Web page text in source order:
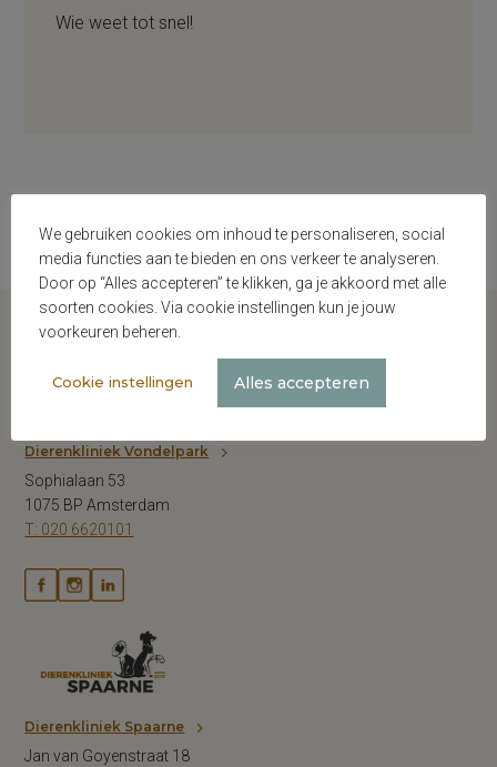
Wie weet tot snel!
Dierenkliniek Vondelpark
Sophialaan 53
1075 BP Amsterdam
T: 020 6620101
Dierenkliniek Spaarne
Jan van Goyenstraat 18
We gebruiken cookies om inhoud te personaliseren, social
media functies aan te bieden en ons verkeer te analyseren.
Door op “Alles accepteren” te klikken, ga je akkoord met alle
soorten cookies. Via cookie instellingen kun je jouw
voorkeuren beheren.
Cookie instellingen Alles accepteren